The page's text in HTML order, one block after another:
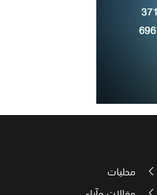
محليات